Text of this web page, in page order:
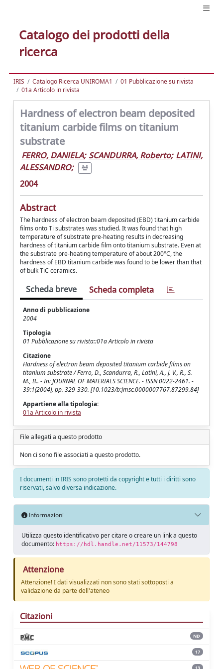
Catalogo dei prodotti della
ricerca
IRIS Catalogo Ricerca UNIROMA1
01 Pubblicazione su rivista
01a Articolo in rivista
Hardness of electron beam deposited
titanium carbide films on titanium
substrate
FERRO, DANIELA; SCANDURRA, Roberto; LATINI,
ALESSANDRO;
2004
Abstract
The hardness of electron beam deposited (EBD) titanium carbide
films onto Ti substrates was studied. It was found that high
temperature of substrate pre-heating results in decreasing
hardness of titanium carbide film onto titanium substrate. Even at
the substrate pre-heating temperature of about 200°C, the
hardness of EBD titanium carbide was found to be lower than that
of bulk TiC ceramics.
Scheda breve Scheda completa
Anno di pubblicazione
2004
Tipologia
01 Pubblicazione su rivista::01a Articolo in rivista
Citazione
Hardness of electron beam deposited titanium carbide films on
titanium substrate / Ferro, D., Scandurra, R., Latini, A., J. V., R., S.
M., B.. - In: JOURNAL OF MATERIALS SCIENCE. - ISSN 0022-2461. -
39:1(2004), pp. 329-330. [10.1023/b:jmsc.0000007767.87299.84]
Appartiene alla tipologia:
01a Articolo in rivista
File allegati a questo prodotto
Non ci sono file associati a questo prodotto.
I documenti in IRIS sono protetti da copyright e tutti i diritti sono
riservati, salvo diversa indicazione.
Informazioni
Utilizza questo identificativo per citare o creare un link a questo
documento: https://hdl.handle.net/11573/144798
Attenzione
Attenzione! I dati visualizzati non sono stati sottoposti a
validazione da parte dell'ateneo
Citazioni
ND
17
13